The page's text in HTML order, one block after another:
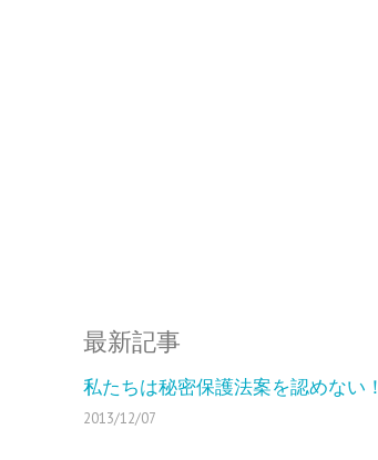
最新記事
私たちは秘密保護法案を認めない！
2013/12/07